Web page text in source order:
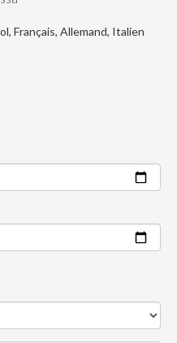
Français, Allemand, Italien